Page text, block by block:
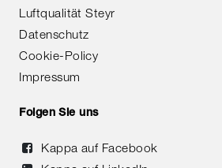
Luftqualität Steyr
Datenschutz
Cookie-Policy
Impressum
Folgen Sie uns
Kappa auf Facebook